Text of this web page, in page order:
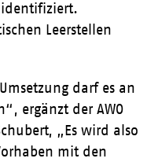
identifiziert.
Leerstellen
darf es an
ergänzt der AWO
„Es wird also
mit den